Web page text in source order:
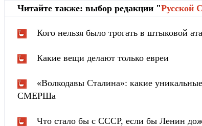
Читайте также: выбор редакции "Русской
Кого нельзя было трогать в штыковой
Какие вещи делают только евреи
«Волкодавы Сталина»: какие
СМЕРШа
Что стало бы с СССР, если бы Ленин